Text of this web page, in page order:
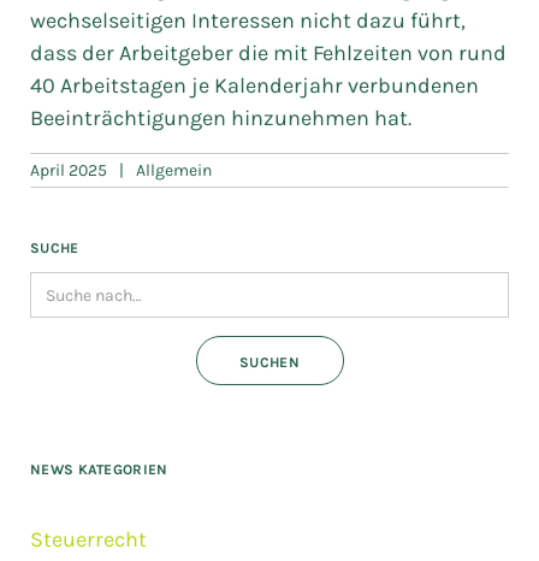
wechselseitigen Interessen nicht dazu führt,
dass der Arbeitgeber die mit Fehlzeiten von rund
40 Arbeitstagen je Kalenderjahr verbundenen
Beeinträchtigungen hinzunehmen hat.
April 2025 | Allgemein
SUCHE
NEWS KATEGORIEN
Steuerrecht